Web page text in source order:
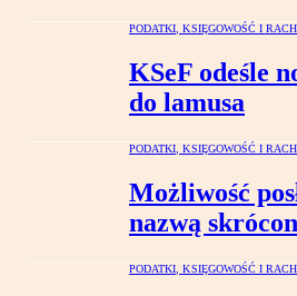
PODATKI, KSIĘGOWOŚĆ I
KSeF odeśle
do lamusa
PODATKI, KSIĘGOWOŚĆ I
Możliwość
nazwą
PODATKI, KSIĘGOWOŚĆ I